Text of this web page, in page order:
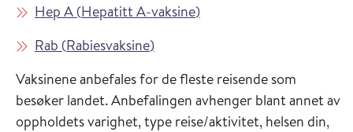
Les mer om
Hep A (Hepatitt A-vaksine)i Vaksinasjonsveilederen
Les mer om
Rab (Rabiesvaksine)i Vaksinasjonsveilederen
Vaksinene anbefales for de fleste reisende som
besøker landet. Anbefalingen avhenger blant annet av
oppholdets varighet, type reise/aktivitet, helsen din,